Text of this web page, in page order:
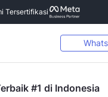
Tersertifikasi
#1 di Indonesia